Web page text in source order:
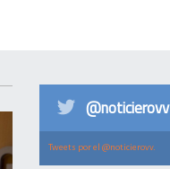
@noticierovv
Tweets por el @noticierovv.